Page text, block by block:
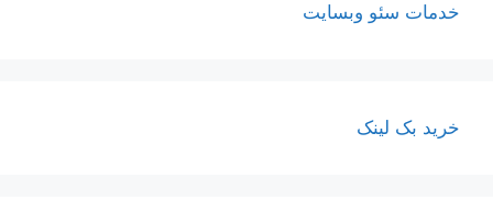
خدمات سئو وبسایت
خرید بک لینک